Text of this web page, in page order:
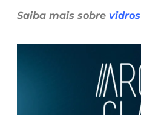
Saiba mais sobre